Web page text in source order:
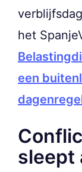
het
een
sleept